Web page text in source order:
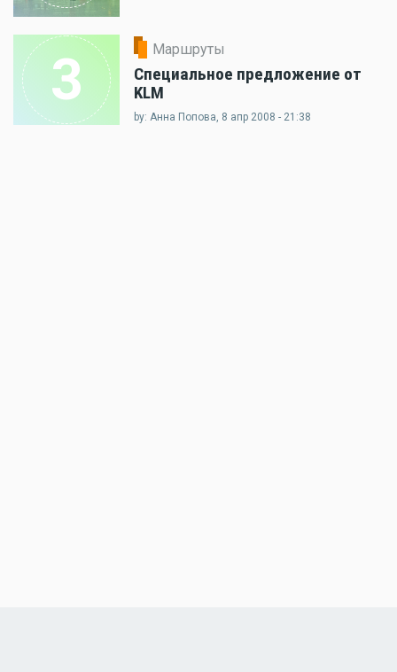
3 Маршруты
Специальное предложение от
KLM
by: Анна Попова, 8 апр 2008 - 21:38